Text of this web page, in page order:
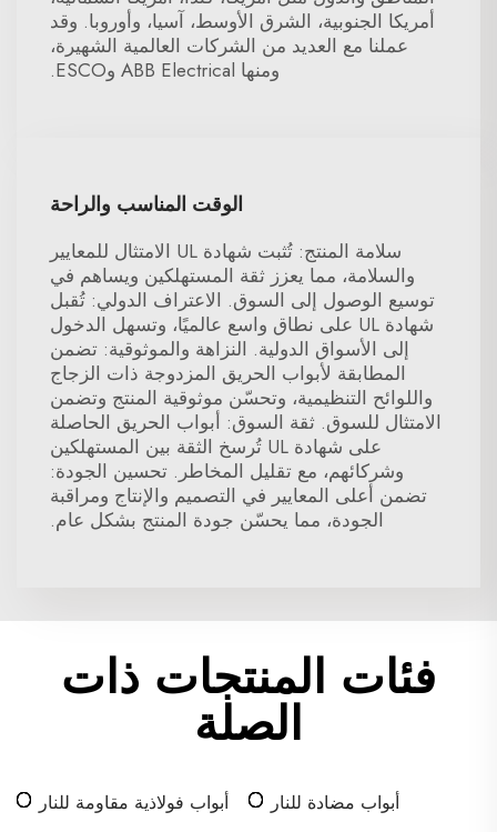
أمريكا الجنوبية، الشرق الأوسط، آسيا، وأوروبا. وقد
عملنا مع العديد من الشركات العالمية الشهيرة،
ومنها ABB Electrical وESCO.
الوقت المناسب والراحة
سلامة المنتج: تُثبت شهادة UL الامتثال للمعايير
والسلامة، مما يعزز ثقة المستهلكين ويساهم في
توسيع الوصول إلى السوق. الاعتراف الدولي: تُقبل
شهادة UL على نطاق واسع عالميًا، وتسهل الدخول
إلى الأسواق الدولية. النزاهة والموثوقية: تضمن
المطابقة لأبواب الحريق المزدوجة ذات الزجاج
واللوائح التنظيمية، وتحسّن موثوقية المنتج وتضمن
الامتثال للسوق. ثقة السوق: أبواب الحريق الحاصلة
على شهادة UL تُرسخ الثقة بين المستهلكين
وشركائهم، مع تقليل المخاطر. تحسين الجودة:
تضمن أعلى المعايير في التصميم والإنتاج ومراقبة
الجودة، مما يحسّن جودة المنتج بشكل عام.
فئات المنتجات ذات
الصلة
أبواب مضادة للنار
أبواب فولاذية مقاومة للنار